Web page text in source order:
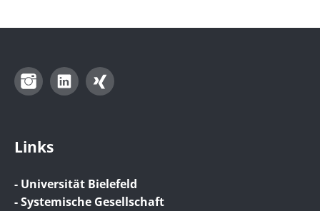
InstagramLinkedIn
Links
- Universität Bielefeld
- Systemische Gesellschaft